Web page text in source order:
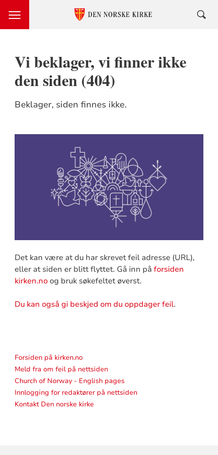
Vi beklager, vi finner ikke
den siden (404)
Beklager, siden finnes ikke.
Det kan være at du har skrevet feil adresse (URL),
eller at siden er blitt flyttet. Gå inn på forsiden
kirken.noog bruk søkefeltet øverst.
Du kan også gi beskjed om du oppdager feil.
Forsiden på kirken.no
Meld fra om feil på nettsiden
Church of Norway - English pages
Innlogging for redaktører på nettsiden
Kontakt Den norske kirke